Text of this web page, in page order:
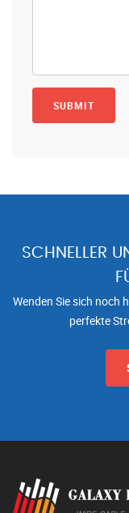
SCHNELLER
Wenden Sie sich noch
perfekte